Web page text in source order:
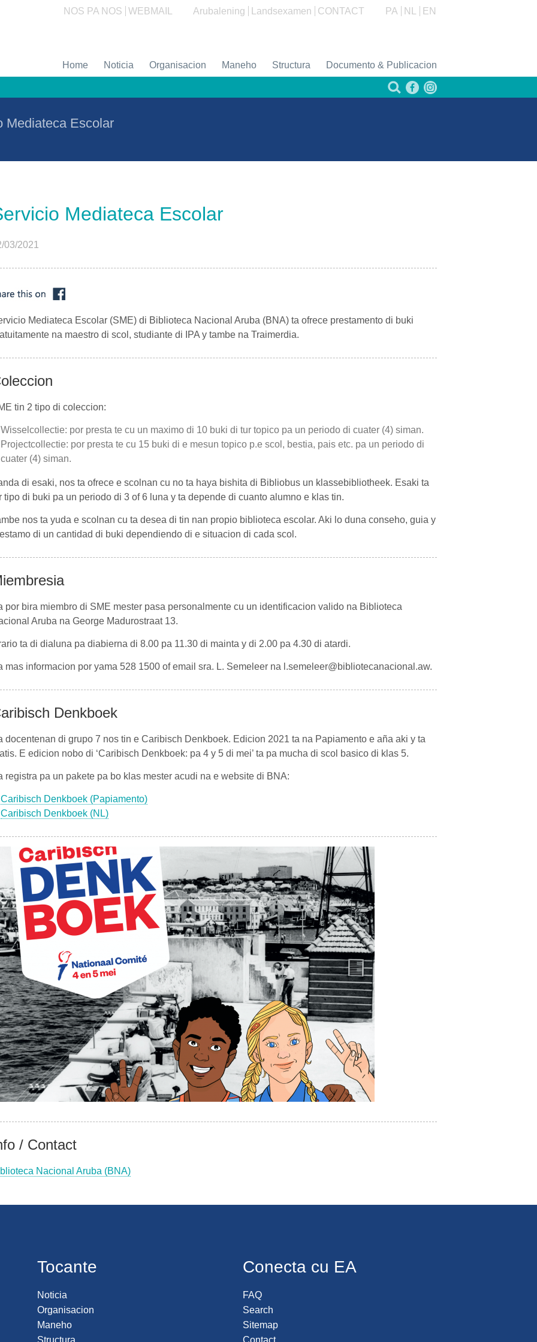
NOS PA NOS WEBMAIL Arubalening Landsexamen CONTACT PA NL EN
Home Noticia Organisacion Maneho Structura Documento & Publicacion
Mediateca Escolar
Mediateca Escolar
03/2021
Mediateca Escolar (SME) di Biblioteca Nacional Aruba (BNA) ta ofrece prestamento di buki
na maestro di scol, studiante di IPA y tambe na Traimerdia.
tin 2 tipo di coleccion:
Wisselcollectie: por presta te cu un maximo di 10 buki di tur topico pa un periodo di cuater (4) siman.
Projectcollectie: por presta te cu 15 buki di e mesun topico p.e scol, bestia, pais etc. pa un periodo di
cuater (4) siman.
di esaki, nos ta ofrece e scolnan cu no ta haya bishita di Bibliobus un klassebibliotheek. Esaki ta
tipo di buki pa un periodo di 3 of 6 luna y ta depende di cuanto alumno e klas tin.
nos ta yuda e scolnan cu ta desea di tin nan propio biblioteca escolar. Aki lo duna conseho, guia y
di un cantidad di buki dependiendo di e situacion di cada scol.
por bira miembro di SME mester pasa personalmente cu un identificacion valido na Biblioteca
Aruba na George Madurostraat 13.
ta di dialuna pa diabierna di 8.00 pa 11.30 di mainta y di 2.00 pa 4.30 di atardi.
mas informacion por yama 528 1500 of email sra. L. Semeleer na l.semeleer@bibliotecanacional.aw.
Denkboek
docentenan di grupo 7 nos tin e Caribisch Denkboek. Edicion 2021 ta na Papiamento e aña aki y ta
E edicion nobo di ‘Caribisch Denkboek: pa 4 y 5 di mei’ ta pa mucha di scol basico di klas 5.
registra pa un pakete pa bo klas mester acudi na e website di BNA:
Caribisch Denkboek (Papiamento)
Caribisch Denkboek (NL)
/ Contact
Nacional Aruba (BNA)
Tocante
Noticia
Organisacion
Maneho
Structura
Conecta cu EA
FAQ
Search
Sitemap
Contact